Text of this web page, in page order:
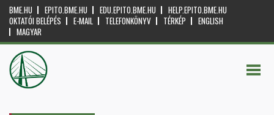
BME.HU EPITO.BME.HU EDU.EPITO.BME.HU
HELP.EPITO.BME.HU
OKTATÓI BELÉPÉS
E-MAIL TELEFONKÖNYV TÉRKÉP
ENGLISH
MAGYAR